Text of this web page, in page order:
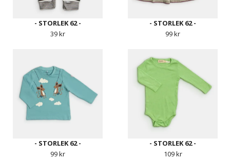
- STORLEK 62 -
39 kr
- STORLEK 62 -
99 kr
- STORLEK 62 -
99 kr
- STORLEK 62 -
109 kr